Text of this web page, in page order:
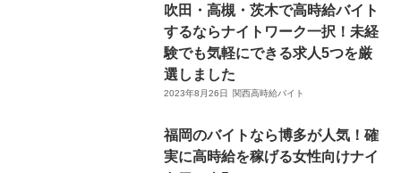
吹田・高槻・茨木で高時給バイト
するならナイトワーク一択！未経
験でも気軽にできる求人5つを厳
選しました
2023年8月26日 関西高時給バイト
福岡のバイトなら博多が人気！確
実に高時給を稼げる女性向けナイ